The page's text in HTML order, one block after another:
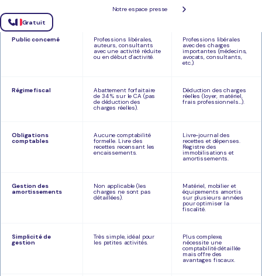
Notre espace presse
Gratuit
Critères Micro-BNC Déclaration contrôlée
Public concerné Professions libérales,
auteurs, consultants
avec une activité réduite
ou en début d’activité.
Professions libérales
avec des charges
importantes (médecins,
avocats, consultants,
etc.).
Régime fiscal Abattement forfaitaire
de 34 % sur le CA (pas
de déduction des
charges réelles).
Déduction des charges
réelles (loyer, matériel,
frais professionnels...).
Obligations
comptables
Aucune comptabilité
formelle. Livre des
recettes recensant les
encaissements.
Livre-journal des
recettes et dépenses.
Registre des
immobilisations et
amortissements.
Gestion des
amortissements
Non applicable (les
charges ne sont pas
détaillées).
Matériel, mobilier et
équipements amortis
sur plusieurs années
pour optimiser la
fiscalité.
Simplicité de
gestion
Très simple, idéal pour
les petites activités.
Plus complexe,
nécessite une
comptabilité détaillée
mais offre des
avantages fiscaux.